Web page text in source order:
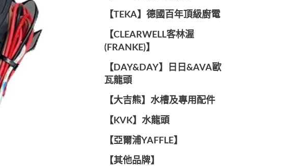
️【TEKA】️德國百年頂級廚電
️【CLEARWELL客林渥
(FRANKE)】️
️【DAY&DAY】️日日&AVA歐
瓦龍頭
【大吉熊】水槽及專用配件
️【KVK】水龍頭️
【亞爾浦YAFFLE】
️【其他品牌】️